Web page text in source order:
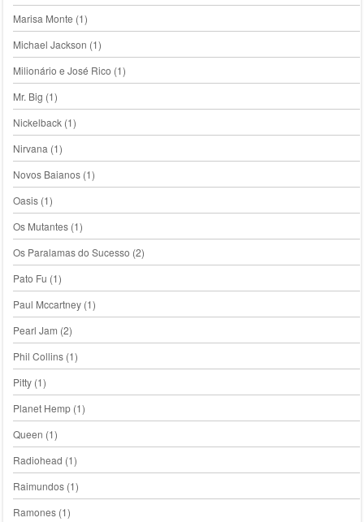
Marisa Monte (1)
Michael Jackson (1)
Milionário e José Rico (1)
Mr. Big (1)
Nickelback(1)
Nirvana (1)
Novos Baianos(1)
Oasis(1)
Os Mutantes(1)
Os Paralamas do Sucesso (2)
Pato Fu (1)
Paul Mccartney(1)
Pearl Jam (2)
Phil Collins(1)
Pitty(1)
Planet Hemp(1)
Queen (1)
Radiohead (1)
Raimundos(1)
Ramones(1)